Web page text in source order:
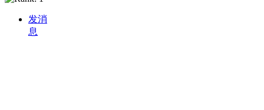
发消
息